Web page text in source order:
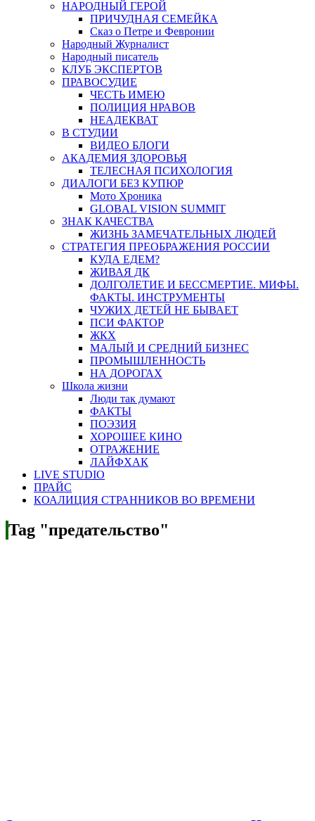
НАРОДНЫЙ ГЕРОЙ
ПРИЧУДНАЯ СЕМЕЙКА
Сказ о Петре и Февронии
Народный Журналист
Народный писатель
КЛУБ ЭКСПЕРТОВ
ПРАВОСУДИЕ
ЧЕСТЬ ИМЕЮ
ПОЛИЦИЯ НРАВОВ
НЕАДЕКВАТ
В СТУДИИ
ВИДЕО БЛОГИ
АКАДЕМИЯ ЗДОРОВЬЯ
ТЕЛЕСНАЯ ПСИХОЛОГИЯ
ДИАЛОГИ БЕЗ КУПЮР
Мото Хроника
GLOBAL VISION SUMMIT
ЗНАК КАЧЕСТВА
ЖИЗНЬ ЗАМЕЧАТЕЛЬНЫХ ЛЮДЕЙ
СТРАТЕГИЯ ПРЕОБРАЖЕНИЯ РОССИИ
КУДА ЕДЕМ?
ЖИВАЯ ДК
ДОЛГОЛЕТИЕ И БЕССМЕРТИЕ. МИФЫ.
ФАКТЫ. ИНСТРУМЕНТЫ
ЧУЖИХ ДЕТЕЙ НЕ БЫВАЕТ
ПСИ ФАКТОР
ЖКХ
МАЛЫЙ И СРЕДНИЙ БИЗНЕС
ПРОМЫШЛЕННОСТЬ
НА ДОРОГАХ
Школа жизни
Люди так думают
ФАКТЫ
ПОЭЗИЯ
ХОРОШЕЕ КИНО
ОТРАЖЕНИЕ
ЛАЙФХАК
LIVE STUDIO
ПРАЙС
КОАЛИЦИЯ СТРАННИКОВ ВО ВРЕМЕНИ
Tag "предательство"